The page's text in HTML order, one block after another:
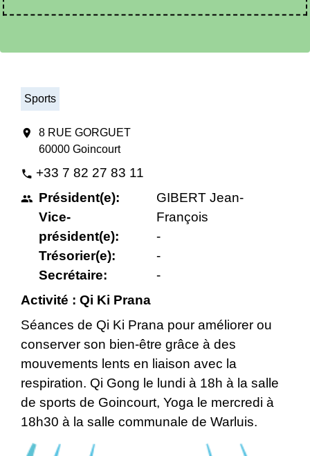
Sports
location_on
8 RUE GORGUET
60000 Goincourt
phone +33 7 82 27 83 11
people Président(e):
Vice-
président(e):
Trésorier(e):
Secrétaire:
GIBERT Jean-
François
-
-
-
Activité : Qi Ki Prana
Séances de Qi Ki Prana pour améliorer ou
conserver son bien-être grâce à des
mouvements lents en liaison avec la
respiration. Qi Gong le lundi à 18h à la salle
de sports de Goincourt, Yoga le mercredi à
18h30 à la salle communale de Warluis.